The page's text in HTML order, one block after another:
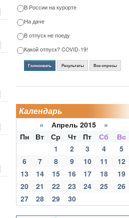
В России на курорте
На даче
В отпуск не поеду
Какой отпуск? COVID-19!
Голосовать Результаты Все опросы
Календарь
« Апрель 2015 »
Пн
Вт Ср Чт Пт Сб
Вс
1
2 3 4
5
6
7 8 9 10 11
12
13
14 15 16 17 18
19
20
21 22 23 24 25
26
27
28 29 30